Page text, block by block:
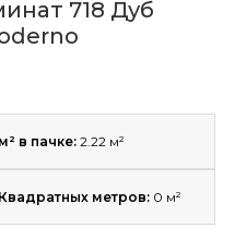
718 Дуб
м² в пачке: 2.22 м²
Квадратных метров: 0 м²